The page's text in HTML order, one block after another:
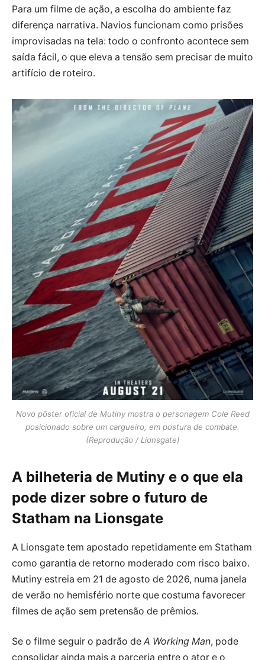
Para um filme de ação, a escolha do ambiente faz
diferença narrativa. Navios funcionam como prisões
improvisadas na tela: todo o confronto acontece sem
saída fácil, o que eleva a tensão sem precisar de muito
artifício de roteiro.
Novo pôster oficial de Mutiny mostra o personagem Cole Reed
posicionado sobre um cargueiro, em postura de combate.
(Reprodução / Lionsgate)
A bilheteria de Mutiny e o que ela
pode dizer sobre o futuro de
Statham na Lionsgate
A Lionsgate tem apostado repetidamente em Statham
como garantia de retorno moderado com risco baixo.
Mutiny estreia em 21 de agosto de 2026, numa janela
de verão no hemisfério norte que costuma favorecer
filmes de ação sem pretensão de prêmios.
Se o filme seguir o padrão de A Working Man, pode
consolidar ainda mais a parceria entre o ator e o